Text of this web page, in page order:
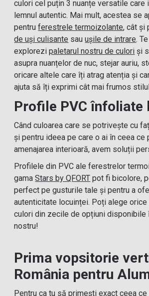
culori cel puțin 3 nuanțe versatile
lemnul autentic. Mai mult, acestea se
pentruferestrele termoizolante, cât și
de uși culisante sauușile de intrare.
explorezipaletarul nostru de culori și
asupra nuanțelor de nuc, stejar auriu,
oricare altele care îți atrag atenția și
ajuta să îți exprimi cât mai frumos
Profile PVC înfoliate
Când culoarea care se potrivește cu
și pentru ideea pe care o ai în ceea ce
amenajarea interioară, avem soluții
Profilele din PVC ale ferestrelor
gamaStars by QFORT pot fi bicolore,
perfect pe gusturile tale și pentru a
autenticitate locuinței. Poți alege
culori din zecile de opțiuni disponibile
nostru!
Prima vopsitorie
România pentru
Pentru ca tu să primești exact ceea